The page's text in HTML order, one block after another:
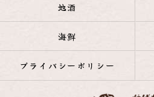
地酒
海鮮
プライバシーポリシー